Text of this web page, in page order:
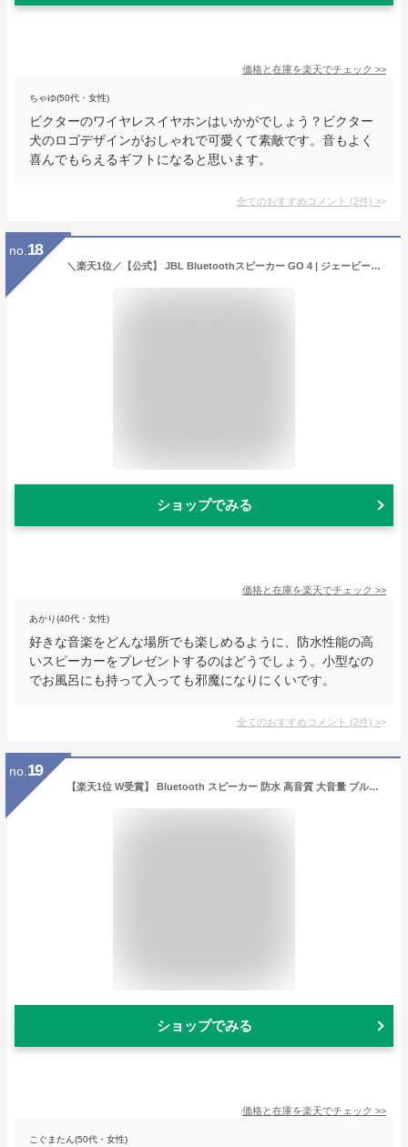
価格と在庫を楽天でチェック >>
ちゃゆ(50代・女性)
ビクターのワイヤレスイヤホンはいかがでしょう？ビクター
犬のロゴデザインがおしゃれで可愛くて素敵です。音もよく
喜んでもらえるギフトになると思います。
全てのおすすめコメント (2件) >
no. 18
＼楽天1位／【公式】 JBL Bluetoothスピーカー GO 4 | ジェービーエル 防水 スピーカー Bluetooth 5.3 ブルートゥース ポータブルスピーカー ワイヤレス 屋外 アウトドア ビーチ 防塵 高音質 軽量 小型 お風呂 車内 最大7時間再生 TYPE C
ショップでみる
価格と在庫を楽天でチェック >>
あかり(40代・女性)
好きな音楽をどんな場所でも楽しめるように、防水性能の高
いスピーカーをプレゼントするのはどうでしょう。小型なの
でお風呂にも持って入っても邪魔になりにくいです。
全てのおすすめコメント (2件) >
no. 19
【楽天1位 W受賞】 Bluetooth スピーカー 防水 高音質 大音量 ブルートゥース お風呂 SDカード IPX7 ステレオ ワイヤレス ポータブル iPhone microsd おしゃれ ランダム再生 キャンプ アウトドア TV スマホ 手元 TWS プレゼント ギフト 父の日 実用的 40s HW2
ショップでみる
価格と在庫を楽天でチェック >>
こぐまたん(50代・女性)